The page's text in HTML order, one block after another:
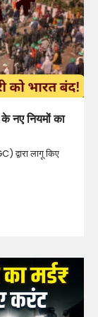
नए नियमों का
द्वारा लागू किए